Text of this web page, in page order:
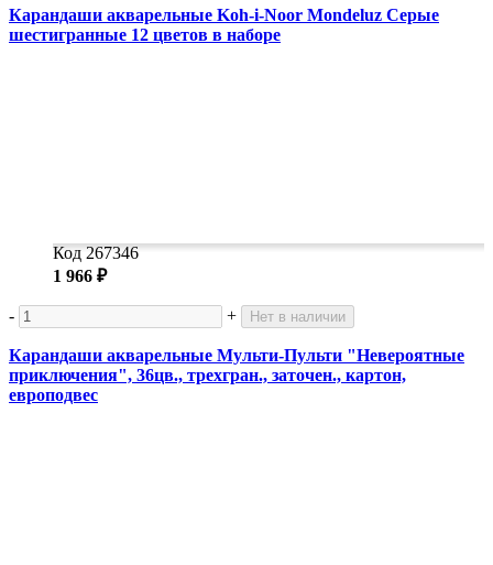
Карандаши акварельные Koh-i-Noor Mondeluz Серые
шестигранные 12 цветов в наборе
Код 267346
1 966 ₽
- + Нет в наличии
Карандаши акварельные Мульти-Пульти "Невероятные
приключения", 36цв., трехгран., заточен., картон,
европодвес